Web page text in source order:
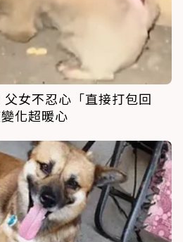
女不忍心「直接打包回
化超暖心